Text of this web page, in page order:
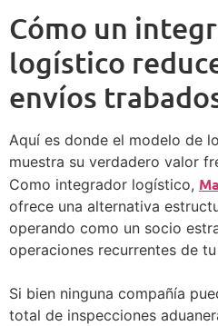
Cómo un
logístico
envíos
Aquí es donde el modelo de
muestra su verdadero valor
Como integrador logístico,
ofrece una alternativa
operando como un socio
operaciones recurrentes de
Si bien ninguna compañía
total de inspecciones